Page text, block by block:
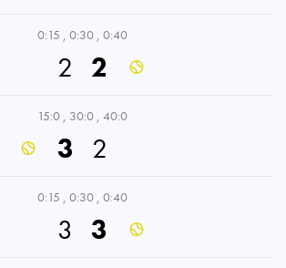
0:15 , 0:30 , 0:40
2 2
15:0 , 30:0 , 40:0
3 2
0:15 , 0:30 , 0:40
3 3